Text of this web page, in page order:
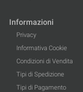
Informazioni
Privacy
Informativa Cookie
Condizioni di Vendita
Tipi di Spedizione
Tipi di Pagamento